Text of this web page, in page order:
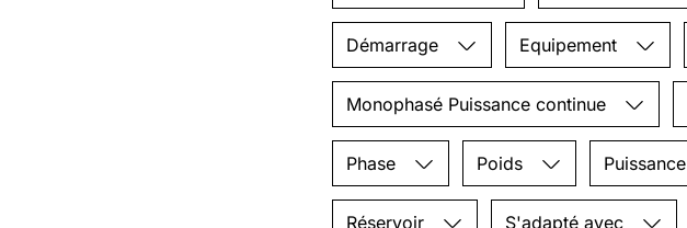
Démarrage Equipement
Monophasé Puissance continue
Phase Poids Puissance
Réservoir S'adapté avec